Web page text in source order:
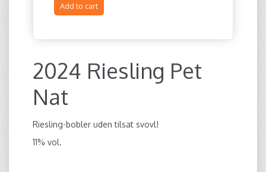
Add to cart Add to
2024 Riesling Pet
Nat
Riesling-bobler uden tilsat svovl!
11% vol.